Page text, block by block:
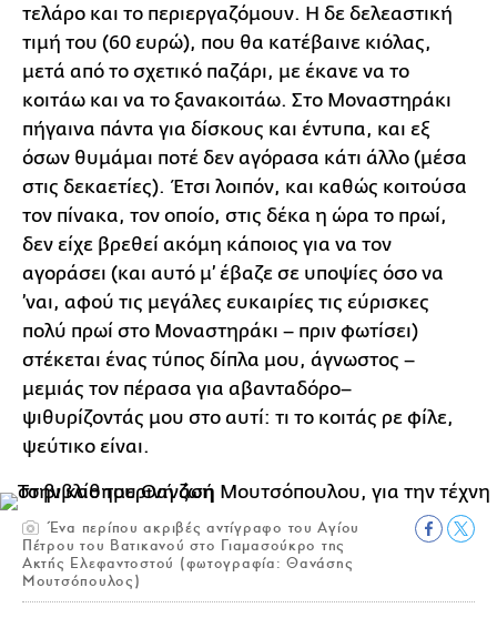
τελάρο και το περιεργαζόμουν. Η δε δελεαστική
τιμή του (60 ευρώ), που θα κατέβαινε κιόλας,
μετά από το σχετικό παζάρι, με έκανε να το
κοιτάω και να το ξανακοιτάω. Στο Μοναστηράκι
πήγαινα πάντα για δίσκους και έντυπα, και εξ
όσων θυμάμαι ποτέ δεν αγόρασα κάτι άλλο (μέσα
στις δεκαετίες). Έτσι λοιπόν, και καθώς κοιτούσα
τον πίνακα, τον οποίο, στις δέκα η ώρα το πρωί,
δεν είχε βρεθεί ακόμη κάποιος για να τον
αγοράσει (και αυτό μ’ έβαζε σε υποψίες όσο να
’ναι, αφού τις μεγάλες ευκαιρίες τις εύρισκες
πολύ πρωί στο Μοναστηράκι – πριν φωτίσει)
στέκεται ένας τύπος δίπλα μου, άγνωστος –
μεμιάς τον πέρασα για αβανταδόρο–
ψιθυρίζοντάς μου στο αυτί: τι το κοιτάς ρε φίλε,
ψεύτικο είναι.
Ένα περίπου ακριβές αντίγραφο του Αγίου
Πέτρου του Βατικανού στο Γιαμασούκρο της
Ακτής Ελεφαντοστού (φωτογραφία: Θανάσης
Μουτσόπουλος)